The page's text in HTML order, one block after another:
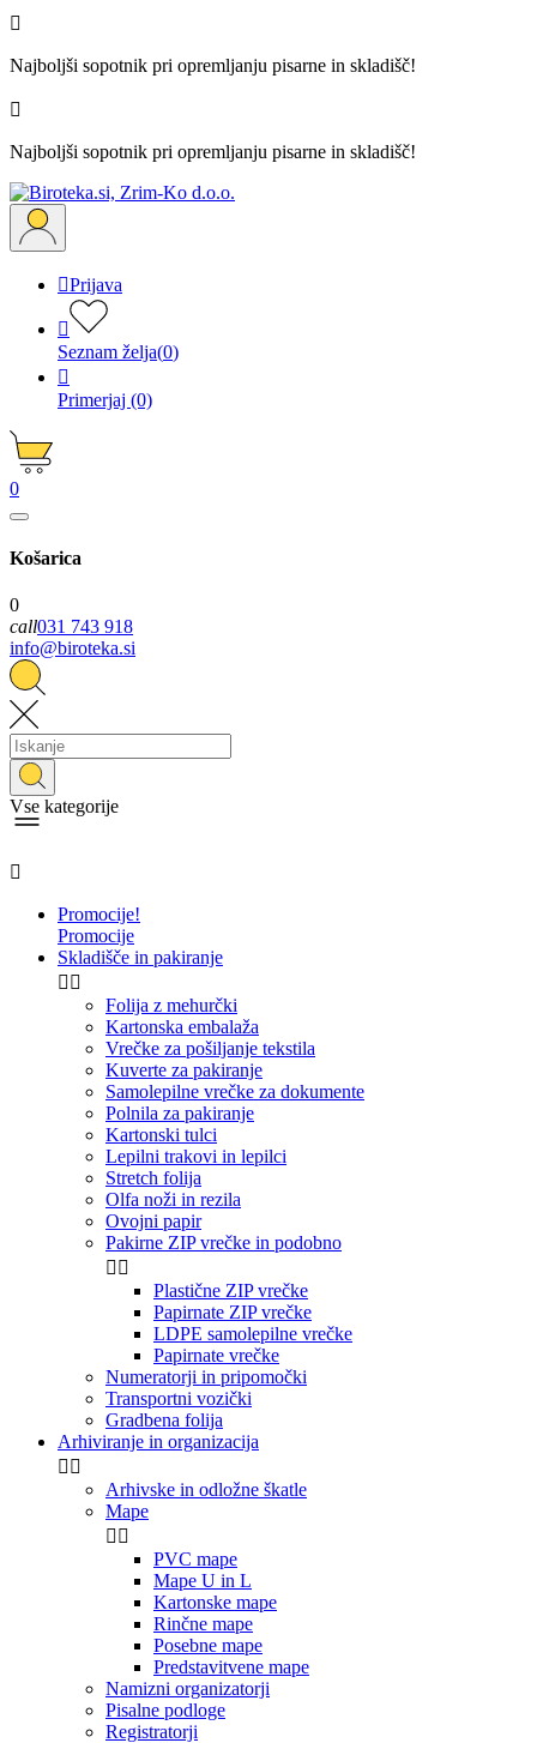

Najboljši sopotnik pri opremljanju pisarne in skladišč!

Najboljši sopotnik pri opremljanju pisarne in skladišč!
Prijava

Seznam želja(0)

Primerjaj (0)
0
Košarica
0
call031 743 918
info@biroteka.si
Vse kategorije

Promocije!
Promocije
Skladišče in pakiranje
 
Folija z mehurčki
Kartonska embalaža
Vrečke za pošiljanje tekstila
Kuverte za pakiranje
Samolepilne vrečke za dokumente
Polnila za pakiranje
Kartonski tulci
Lepilni trakovi in lepilci
Stretch folija
Olfa noži in rezila
Ovojni papir
Pakirne ZIP vrečke in podobno
 
Plastične ZIP vrečke
Papirnate ZIP vrečke
LDPE samolepilne vrečke
Papirnate vrečke
Numeratorji in pripomočki
Transportni vozički
Gradbena folija
Arhiviranje in organizacija
 
Arhivske in odložne škatle
Mape
 
PVC mape
Mape U in L
Kartonske mape
Rinčne mape
Posebne mape
Predstavitvene mape
Namizni organizatorji
Pisalne podloge
Registratorji